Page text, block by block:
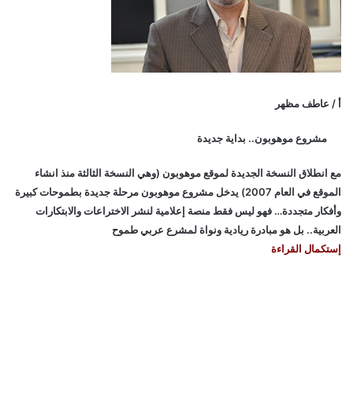
أ / عاطف مظهر
مشروع موهوبون.. بداية جديدة
مع انطلاق النسخة الجديدة لموقع موهوبون (وهي النسخة الثالثة منذ انشاء
الموقع في العام 2007) يدخل مشروع موهوبون مرحلة جديدة بطموحات كبيرة
وأفكار متجددة… فهو ليس فقط منصة إعلامية لنشر الاختراعات والابتكارات
العربية.. بل هو مبادرة ريادية ونواة لمشرع عربي طموح
إستكمال القراءة